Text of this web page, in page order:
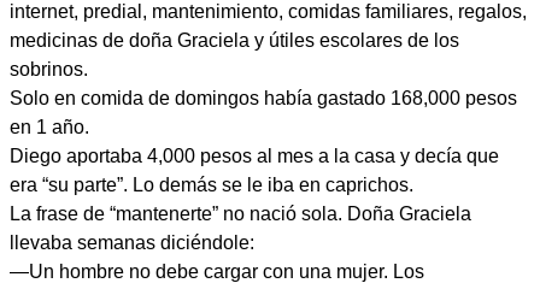
internet, predial, mantenimiento, comidas familiares, regalos,
medicinas de doña Graciela y útiles escolares de los
sobrinos.
Solo en comida de domingos había gastado 168,000 pesos
en 1 año.
Diego aportaba 4,000 pesos al mes a la casa y decía que
era “su parte”. Lo demás se le iba en caprichos.
La frase de “mantenerte” no nació sola. Doña Graciela
llevaba semanas diciéndole:
—Un hombre no debe cargar con una mujer. Los